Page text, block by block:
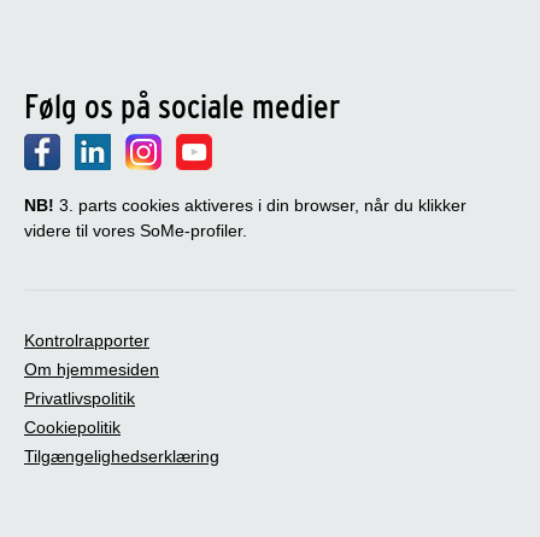
Følg os på sociale medier
NB! 3. parts cookies aktiveres i din browser, når du klikker
videre til vores SoMe-profiler.
Kontrolrapporter
Om hjemmesiden
Privatlivspolitik
Cookiepolitik
Tilgængelighedserklæring